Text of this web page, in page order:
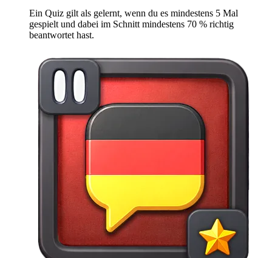
Ein Quiz gilt als gelernt, wenn du es mindestens 5 Mal
gespielt und dabei im Schnitt mindestens 70 % richtig
beantwortet hast.